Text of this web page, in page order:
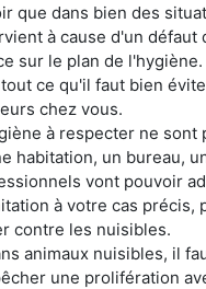
que dans bien des
à cause d'un défaut
sur le plan de l'hygiène.
ce qu'il faut bien
chez vous.
à respecter ne sont
habitation, un bureau,
vont pouvoir
à votre cas précis,
contre les nuisibles.
animaux nuisibles, il
une prolifération